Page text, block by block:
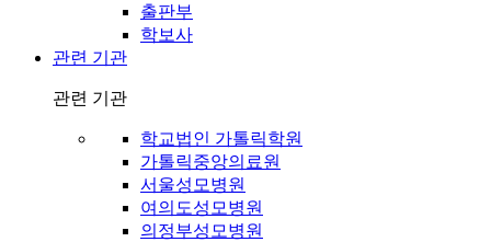
출판부
학보사
관련 기관
관련 기관
학교법인 가톨릭학원
가톨릭중앙의료원
서울성모병원
여의도성모병원
의정부성모병원